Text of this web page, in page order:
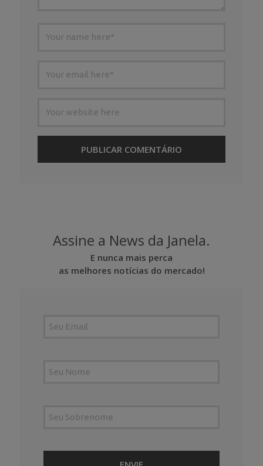
Assine a News da Janela.
E nunca mais perca
as melhores notícias do mercado!